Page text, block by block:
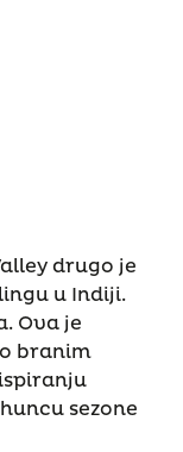
drugo je
u Indiji.
Ova je
branim
sezone